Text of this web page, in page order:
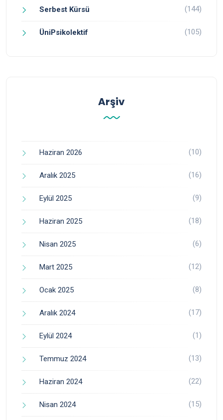
Serbest Kürsü (144)
ÜniPsikolektif (105)
Arşiv
Haziran 2026 (10)
Aralık 2025 (16)
Eylül 2025 (9)
Haziran 2025 (18)
Nisan 2025 (6)
Mart 2025 (12)
Ocak 2025 (8)
Aralık 2024 (17)
Eylül 2024 (1)
Temmuz 2024 (13)
Haziran 2024 (22)
Nisan 2024 (15)